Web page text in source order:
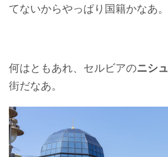
てないからやっぱり国籍かなあ。
何はともあれ、セルビアのニシュ
街だなあ。